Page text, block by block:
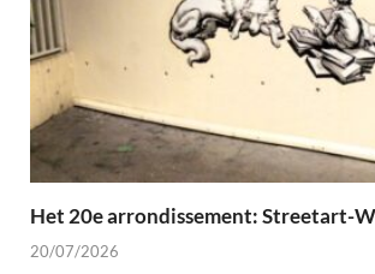
Het 20e arrondissement: Streetart-
20/07/2026